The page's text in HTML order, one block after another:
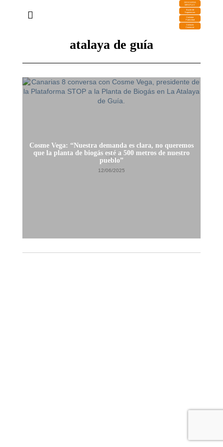
DESCARGA
MIRAPLAY
Buzón de
Sugerencias
Contratar
Publicidad
Contacto
Comercial
atalaya de guía
Cosme Vega: “Nuestra demanda es clara, no queremos
que la planta de biogás esté a 500 metros de nuestro
pueblo”
12/06/2025